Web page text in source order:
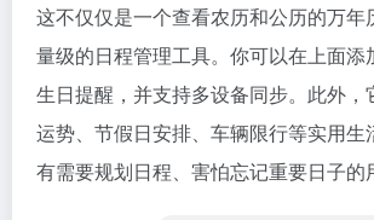
这不仅仅是一个查看农历和公历的万年
量级的日程管理工具。你可以在上面添
生日提醒，并支持多设备同步。此外，
运势、节假日安排、车辆限行等实用生
有需要规划日程、害怕忘记重要日子的